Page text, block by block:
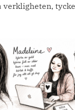
verkligheten,